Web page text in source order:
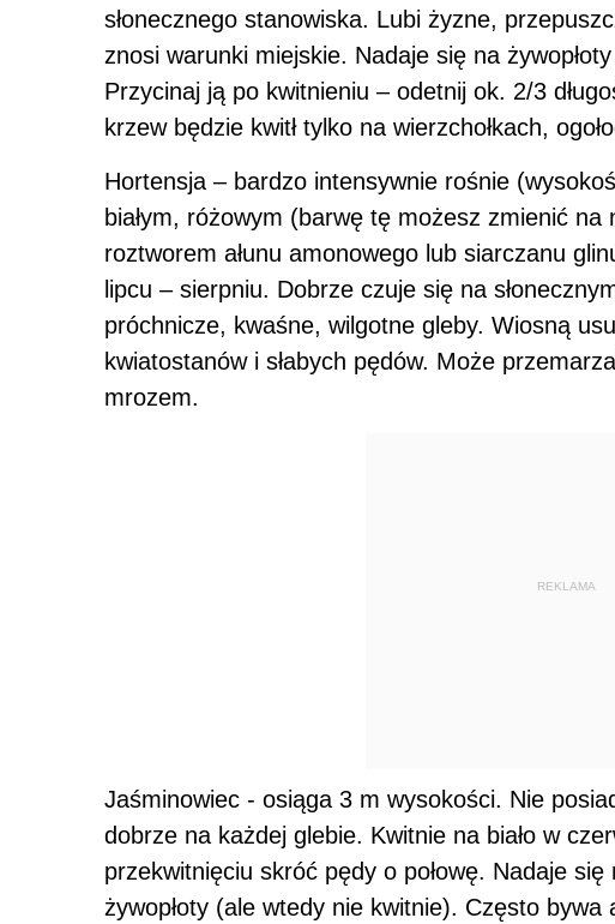
słonecznego stanowiska. Lubi żyzne,
znosi warunki miejskie. Nadaje się na
Przycinaj ją po kwitnieniu – odetnij ok. 2/3
krzew będzie kwitł tylko na wierzchołkach,
Hortensja – bardzo intensywnie rośnie
białym, różowym (barwę tę możesz zmienić
roztworem ałunu amonowego lub siarczanu
lipcu – sierpniu. Dobrze czuje się na
próchnicze, kwaśne, wilgotne gleby. Wiosną
kwiatostanów i słabych pędów. Może
mrozem.
REKLAMA
Jaśminowiec - osiąga 3 m wysokości. Nie
dobrze na każdej glebie. Kwitnie na biało w
przekwitnięciu skróć pędy o połowę. Nadaje
żywopłoty (ale wtedy nie kwitnie). Często